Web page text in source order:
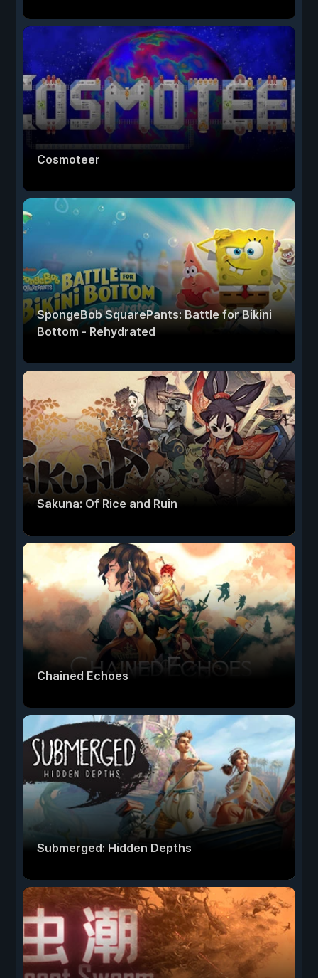
Cosmoteer
SpongeBob SquarePants: Battle for Bikini
Bottom - Rehydrated
Sakuna: Of Rice and Ruin
Chained Echoes
Submerged: Hidden Depths